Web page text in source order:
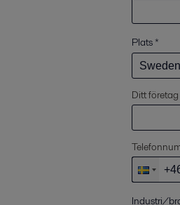
Plats *
Ditt
Industri/